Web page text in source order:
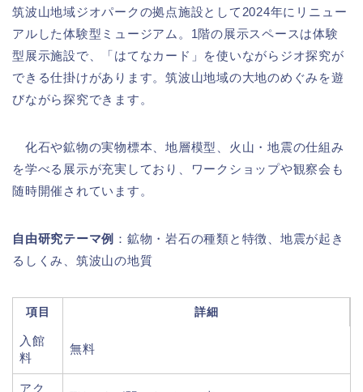
筑波山地域ジオパークの拠点施設として2024年にリニュー
アルした体験型ミュージアム。1階の展示スペースは体験
型展示施設で、「はてなカード」を使いながらジオ探究が
できる仕掛けがあります。筑波山地域の大地のめぐみを遊
びながら探究できます。
化石や鉱物の実物標本、地層模型、火山・地震の仕組み
を学べる展示が充実しており、ワークショップや観察会も
随時開催されています。
自由研究テーマ例 ：鉱物・岩石の種類と特徴、地震が起き
るしくみ、筑波山の地質
項目 詳細
入館
料
無料
アク